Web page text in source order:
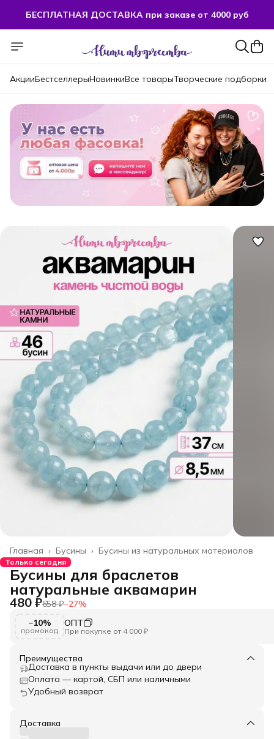
БЕСПЛАТНАЯ ДОСТАВКА при заказе от 4000 руб
АкцииБестселлерыНовинкиВсе товарыТворческие подборки
Бусины из натуральных материалов
Бусины ›
Главная ›
Только сегодня
Бусины для браслетов
натуральные аквамарин
480 ₽658 ₽−27%
−10%
промокод
ОПТ
При покупке от 4 000 ₽
Преимущества
Доставка в пункты выдачи или до двери
Оплата — картой, СБП или наличными
Удобный возврат
Доставка